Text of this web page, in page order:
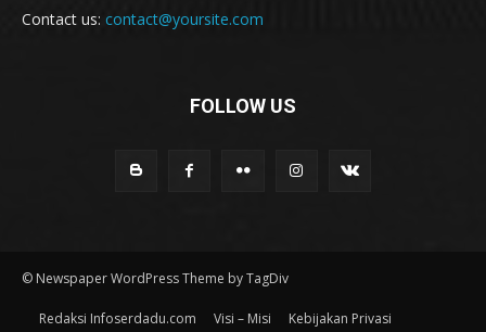
Contact us: contact@yoursite.com
FOLLOW US
© Newspaper WordPress Theme by TagDiv
Redaksi Infoserdadu.com Visi – Misi Kebijakan Privasi